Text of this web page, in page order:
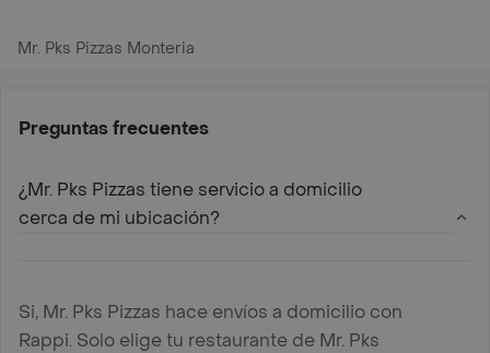
Mr. Pks Pizzas Monteria
Preguntas frecuentes
¿Mr. Pks Pizzas tiene servicio a domicilio
cerca de mi ubicación?
Si, Mr. Pks Pizzas hace envíos a domicilio con
Rappi. Solo elige tu restaurante de Mr. Pks